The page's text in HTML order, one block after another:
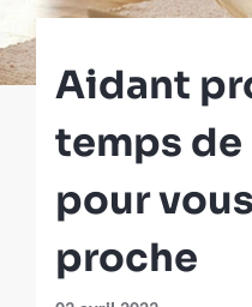
Aidant
temps
pour
proche